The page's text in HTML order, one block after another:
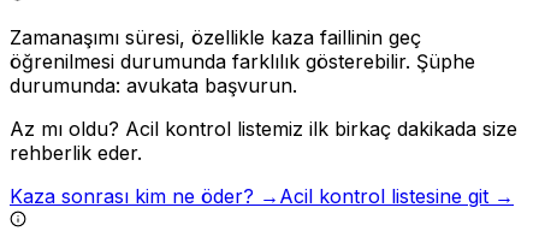
Zamanaşımı süresi, özellikle kaza faillinin geç
öğrenilmesi durumunda farklılık gösterebilir. Şüphe
durumunda: avukata başvurun.
Az mı oldu? Acil kontrol listemiz ilk birkaç dakikada size
rehberlik eder.
Kaza sonrası kim ne öder? → Acil kontrol listesine git →